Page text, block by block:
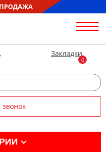
Контакты
Благотворительность
Блог
Сборка
Оплата
Отзывы
Закладки